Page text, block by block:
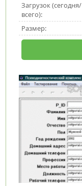
Загрузок (сегодня/
всего):
Размер: